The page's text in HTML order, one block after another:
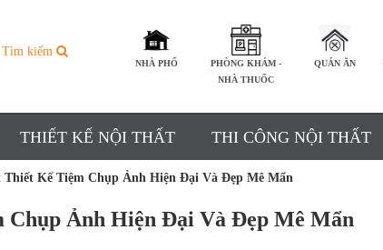
Tìm kiếm
NHÀ PHỐ
PHÒNG KHÁM -
NHÀ THUỐC
QUÁN ĂN
THIẾT KẾ NỘI THẤT THI CÔNG NỘI THẤT
Thiết Kế Tiệm Chụp Ảnh Hiện Đại Và Đẹp Mê Mẩn
Chụp Ảnh Hiện Đại Và Đẹp Mê Mẩn